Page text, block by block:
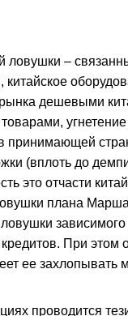
ловушки –
китайское
дешевыми
принимающей
(вплоть до
это отчасти
плана
зависимого
При этом
ее захлопывать
проводится